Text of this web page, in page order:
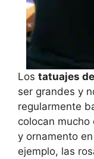
Los tatuajes
ser grandes y
regularmente
colocan
y ornamento
ejemplo, las